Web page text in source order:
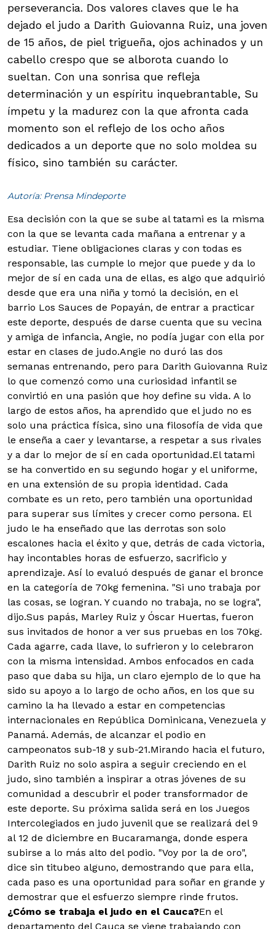
perseverancia. Dos valores claves que le ha
dejado el judo a Darith Guiovanna Ruiz, una joven
de 15 años, de piel trigueña, ojos achinados y un
cabello crespo que se alborota cuando lo
sueltan. Con una sonrisa que refleja
determinación y un espíritu inquebrantable, Su
ímpetu y la madurez con la que afronta cada
momento son el reflejo de los ocho años
dedicados a un deporte que no solo moldea su
físico, sino también su carácter.
Autoría: Prensa Mindeporte
Esa decisión con la que se sube al tatami es la misma
con la que se levanta cada mañana a entrenar y a
estudiar. Tiene obligaciones claras y con todas es
responsable, las cumple lo mejor que puede y da lo
mejor de sí en cada una de ellas, es algo que adquirió
desde que era una niña y tomó la decisión, en el
barrio Los Sauces de Popayán, de entrar a practicar
este deporte, después de darse cuenta que su vecina
y amiga de infancia, Angie, no podía jugar con ella por
estar en clases de judo.Angie no duró las dos
semanas entrenando, pero para Darith Guiovanna Ruiz
lo que comenzó como una curiosidad infantil se
convirtió en una pasión que hoy define su vida. A lo
largo de estos años, ha aprendido que el judo no es
solo una práctica física, sino una filosofía de vida que
le enseña a caer y levantarse, a respetar a sus rivales
y a dar lo mejor de sí en cada oportunidad.El tatami
se ha convertido en su segundo hogar y el uniforme,
en una extensión de su propia identidad. Cada
combate es un reto, pero también una oportunidad
para superar sus límites y crecer como persona. El
judo le ha enseñado que las derrotas son solo
escalones hacia el éxito y que, detrás de cada victoria,
hay incontables horas de esfuerzo, sacrificio y
aprendizaje. Así lo evaluó después de ganar el bronce
en la categoría de 70kg femenina. "Si uno trabaja por
las cosas, se logran. Y cuando no trabaja, no se logra",
dijo.Sus papás, Marley Ruiz y Óscar Huertas, fueron
sus invitados de honor a ver sus pruebas en los 70kg.
Cada agarre, cada llave, lo sufrieron y lo celebraron
con la misma intensidad. Ambos enfocados en cada
paso que daba su hija, un claro ejemplo de lo que ha
sido su apoyo a lo largo de ocho años, en los que su
camino la ha llevado a estar en competencias
internacionales en República Dominicana, Venezuela y
Panamá. Además, de alcanzar el podio en
campeonatos sub-18 y sub-21.Mirando hacia el futuro,
Darith Ruiz no solo aspira a seguir creciendo en el
judo, sino también a inspirar a otras jóvenes de su
comunidad a descubrir el poder transformador de
este deporte. Su próxima salida será en los Juegos
Intercolegiados en judo juvenil que se realizará del 9
al 12 de diciembre en Bucaramanga, donde espera
subirse a lo más alto del podio. "Voy por la de oro",
dice sin titubeo alguno, demostrando que para ella,
cada paso es una oportunidad para soñar en grande y
demostrar que el esfuerzo siempre rinde frutos.
¿Cómo se trabaja el judo en el Cauca?En el
departamento del Cauca se viene trabajando con